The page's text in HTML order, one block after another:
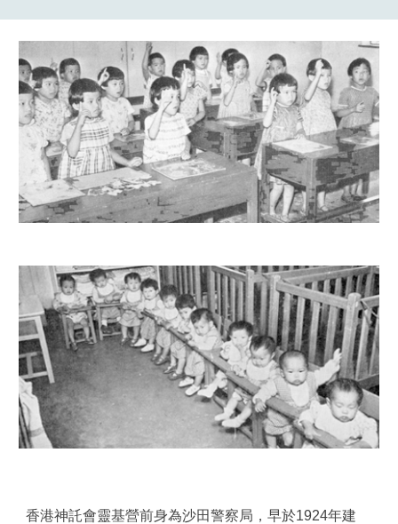
香港神託會靈基營前身為沙田警察局，早於1924年建